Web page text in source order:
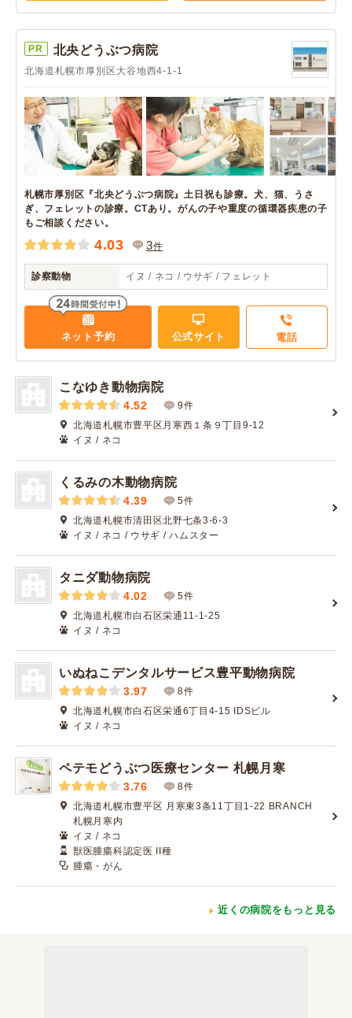
PR 北央どうぶつ病院
北海道札幌市厚別区大谷地西4-1-1
札幌市厚別区『北央どうぶつ病院』土日祝も診療。犬、猫、うさ
ぎ、フェレットの診療。CTあり。がんの子や重度の循環器疾患の子
もご相談ください。
4.03 3件
診察動物 イヌ / ネコ / ウサギ / フェレット
ネット予約 公式サイト 電話
こなゆき動物病院
4.52
9件
北海道札幌市豊平区月寒西１条９丁目9-12
イヌ / ネコ
くるみの木動物病院
4.39
5件
北海道札幌市清田区北野七条3-6-3
イヌ / ネコ / ウサギ / ハムスター
タニダ動物病院
4.02
5件
北海道札幌市白石区栄通11-1-25
イヌ / ネコ
いぬねこデンタルサービス豊平動物病院
3.97
8件
北海道札幌市白石区栄通6丁目4-15 IDSビル
イヌ / ネコ
ペテモどうぶつ医療センター 札幌月寒
3.76
8件
北海道札幌市豊平区 月寒東3条11丁目1-22 BRANCH
札幌月寒内
イヌ / ネコ
獣医腫瘍科認定医 II種
腫瘍・がん
近くの病院をもっと見る